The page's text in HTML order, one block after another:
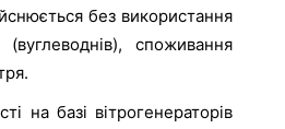
без використання
(вуглеводнів), споживання
на базі вітрогенераторів